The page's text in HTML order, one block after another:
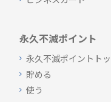
永久不滅ポイント
永久不滅ポイントト
貯める
使う